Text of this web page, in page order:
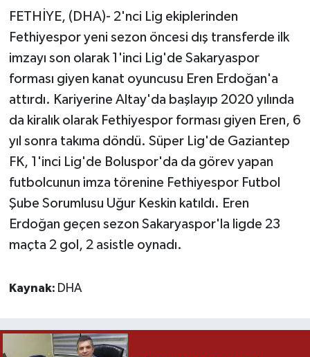
FETHİYE, (DHA)- 2'nci Lig ekiplerinden
Fethiyespor yeni sezon öncesi dış transferde ilk
imzayı son olarak 1'inci Lig'de Sakaryaspor
forması giyen kanat oyuncusu Eren Erdoğan'a
attırdı. Kariyerine Altay'da başlayıp 2020 yılında
da kiralık olarak Fethiyespor forması giyen Eren, 6
yıl sonra takıma döndü. Süper Lig'de Gaziantep
FK, 1'inci Lig'de Boluspor'da da görev yapan
futbolcunun imza törenine Fethiyespor Futbol
Şube Sorumlusu Uğur Keskin katıldı. Eren
Erdoğan geçen sezon Sakaryaspor'la ligde 23
maçta 2 gol, 2 asistle oynadı.
Kaynak: DHA
Sağlık
Son Dakika
Yaşam
Yerel
AboneHaber Özel